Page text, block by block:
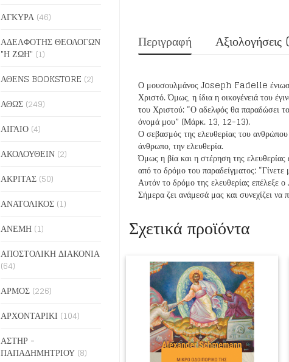
Περιγραφή Αξιολογήσεις
Ο μουσουλμάνος Joseph Fadelle ένιωσε
Χριστό. Όμως, η ίδια η οικογένειά του
του Χριστού: “Ο αδελφός θα παραδώσει
όνομά μου” (Μάρκ. 13, 12-13).
Ο σεβασμός της ελευθερίας του
άνθρωπο, την ελευθερία.
Όμως η βία και η στέρηση της ελευθερίας
από το δρόμο του παραδείγματος:
Αυτόν το δρόμο της ελευθερίας
Σήμερα ζει ανάμεσά μας και συνεχίζει
Σχετικά προϊόντα
ΑΓΚΥΡΑ (46)
ΑΔΕΛΦΟΤΗΣ ΘΕΟΛΟΓΩΝ
"Η ΖΩΗ" (1)
ΑΘΕΝS BOOKSTORE (2)
ΑΘΩΣ (249)
ΑΙΓΑΙΟ (4)
ΑΚΟΛΟΥΘΕΙΝ (2)
ΑΚΡΙΤΑΣ (50)
ΑΝΑΤΟΛΙΚΟΣ (1)
ΑΝΕΜΗ (1)
ΑΠΟΣΤΟΛΙΚΗ ΔΙΑΚΟΝΙΑ
(64)
ΑΡΜΟΣ (226)
ΑΡΧΟΝΤΑΡΙΚΙ (104)
ΑΣΤΗΡ -
ΠΑΠΑΔΗΜΗΤΡΙΟΥ (8)